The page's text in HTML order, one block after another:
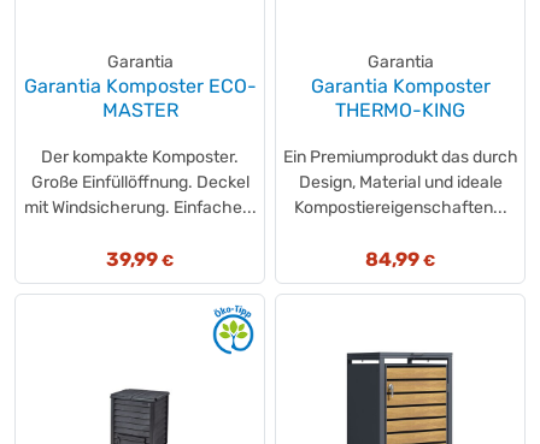
Garantia
Garantia Komposter ECO-
MASTER
Der kompakte Komposter.
Große Einfüllöffnung. Deckel
mit Windsicherung. Einfache...
39,99 €
Garantia
Garantia Komposter
THERMO-KING
Ein Premiumprodukt das durch
Design, Material und ideale
Kompostiereigenschaften...
84,99 €